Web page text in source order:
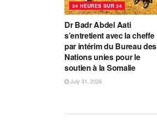
24 HEURES SUR 24
Dr Badr Abdel Aati
s’entretient avec la cheffe
par intérim du Bureau des
Nations unies pour le
soutien à la Somalie
July 31, 2026